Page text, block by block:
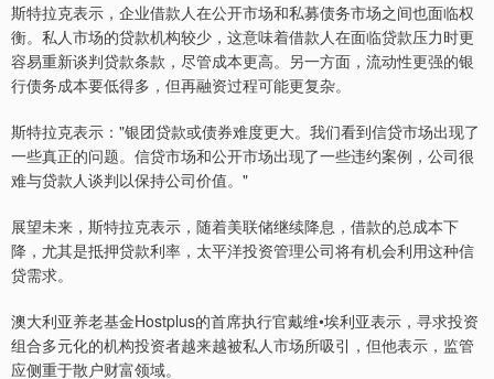
斯特拉克表示，企业借款人在公开市场和私募债务市场之间也面临权
衡。私人市场的贷款机构较少，这意味着借款人在面临贷款压力时更
容易重新谈判贷款条款，尽管成本更高。另一方面，流动性更强的银
行债务成本要低得多，但再融资过程可能更复杂。
斯特拉克表示："银团贷款或债券难度更大。我们看到信贷市场出现了
一些真正的问题。信贷市场和公开市场出现了一些违约案例，公司很
难与贷款人谈判以保持公司价值。"
展望未来，斯特拉克表示，随着美联储继续降息，借款的总成本下
降，尤其是抵押贷款利率，太平洋投资管理公司将有机会利用这种信
贷需求。
澳大利亚养老基金Hostplus的首席执行官戴维•埃利亚表示，寻求投资
组合多元化的机构投资者越来越被私人市场所吸引，但他表示，监管
应侧重于散户财富领域。